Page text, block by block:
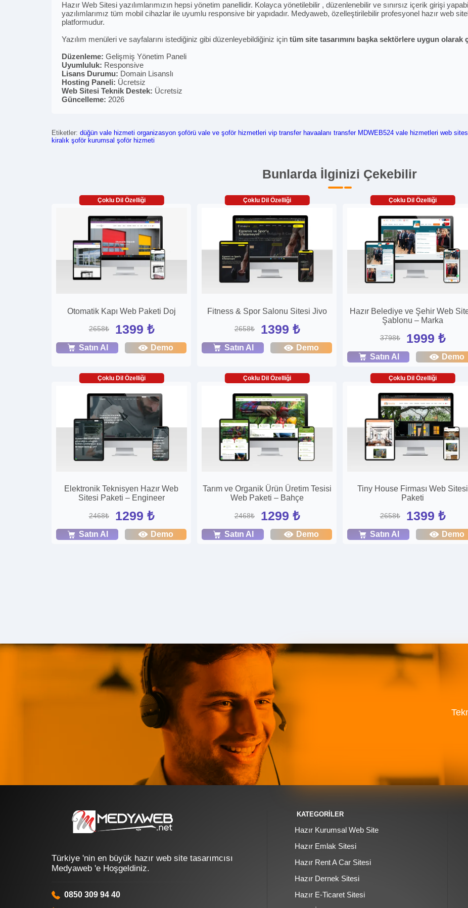
Hazır Web Sitesi yazılımlarımızın hepsi yönetim panellidir. Kolayca yönetilebilir , düzenlenebilir ve sınırsız içerik girişi
yazılımlarımız tüm mobil cihazlar ile uyumlu responsive bir yapıdadır. Medyaweb, özelleştirilebilir profesyonel hazır web
platformudur.
Yazılım menüleri ve sayfalarını istediğiniz gibi düzenleyebildiğiniz için tüm site tasarımını başka sektörlere uygun
Düzenleme: Gelişmiş Yönetim Paneli
Uyumluluk: Responsive
Lisans Durumu: Domain Lisanslı
Hosting Paneli: Ücretsiz
Web Sitesi Teknik Destek: Ücretsiz
Güncelleme: 2026
Etiketler: düğün vale hizmeti organizasyon şoförü vale ve şoför hizmetleri vip transfer havaalanı transfer MDWEB524 vale hizmetleri web
kiralık şoför kurumsal şoför hizmeti
Bunlarda İlginizi Çekebilir
Çoklu Dil Özelliği
Otomatik Kapı Web Paketi Doj
2658₺ 1399 ₺
Satın Al Demo
Çoklu Dil Özelliği
Fitness & Spor Salonu Sitesi Jivo
2658₺ 1399 ₺
Satın Al Demo
Çoklu Dil Özelliği
Hazır Belediye ve Şehir Web
Şablonu – Marka
3798₺ 1999 ₺
Satın Al Demo
Çoklu Dil Özelliği
Elektronik Teknisyen Hazır Web
Sitesi Paketi – Engineer
2468₺ 1299 ₺
Satın Al Demo
Çoklu Dil Özelliği
Tarım ve Organik Ürün Üretim Tesisi
Web Paketi – Bahçe
2468₺ 1299 ₺
Satın Al Demo
Çoklu Dil Özelliği
Tiny House Firması Web Sitesi
Paketi
2658₺ 1399 ₺
Satın Al Demo
Türkiye 'nin en büyük hazır web site tasarımcısı
Medyaweb 'e Hoşgeldiniz.
0850 309 94 40
KATEGORİLER
Hazır Kurumsal Web Site
Hazır Emlak Sitesi
Hazır Rent A Car Sitesi
Hazır Dernek Sitesi
Hazır E-Ticaret Sitesi